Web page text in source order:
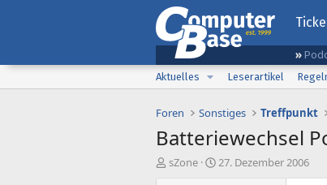
Aktuelles
Leserartikel
Foren Sonstiges Treffpunkt
Batteriewechsel
E
sZone
E
27. Dezember 2006